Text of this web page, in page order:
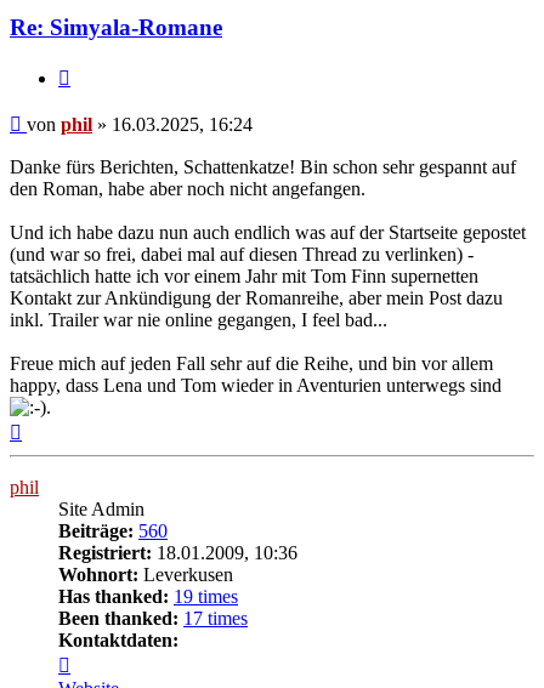
Re: Simyala-Romane
Beitrag
von phil » 16.03.2025, 16:24
Danke fürs Berichten, Schattenkatze! Bin schon sehr gespannt auf
den Roman, habe aber noch nicht angefangen.
Und ich habe dazu nun auch endlich was auf der Startseite gepostet
(und war so frei, dabei mal auf diesen Thread zu verlinken) -
tatsächlich hatte ich vor einem Jahr mit Tom Finn supernetten
Kontakt zur Ankündigung der Romanreihe, aber mein Post dazu
inkl. Trailer war nie online gegangen, I feel bad...
Freue mich auf jeden Fall sehr auf die Reihe, und bin vor allem
happy, dass Lena und Tom wieder in Aventurien unterwegs sind
.
phil
Site Admin
Beiträge: 560
Registriert: 18.01.2009, 10:36
Wohnort: Leverkusen
Has thanked: 19 times
Been thanked: 17 times
Kontaktdaten:
von